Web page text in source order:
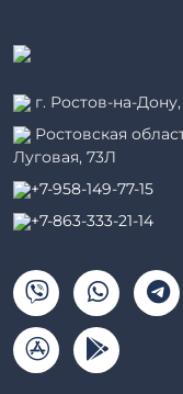
г. Ростов-на-
Ростовская
Луговая, 73Л
+7-958-149-77-15
+7-863-333-21-14